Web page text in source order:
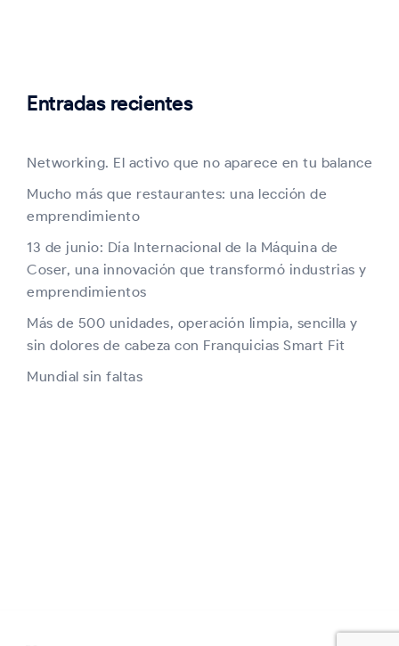
Entradas recientes
Networking. El activo que no aparece en tu balance
Mucho más que restaurantes: una lección de
emprendimiento
13 de junio: Día Internacional de la Máquina de
Coser, una innovación que transformó industrias y
emprendimientos
Más de 500 unidades, operación limpia, sencilla y
sin dolores de cabeza con Franquicias Smart Fit
Mundial sin faltas